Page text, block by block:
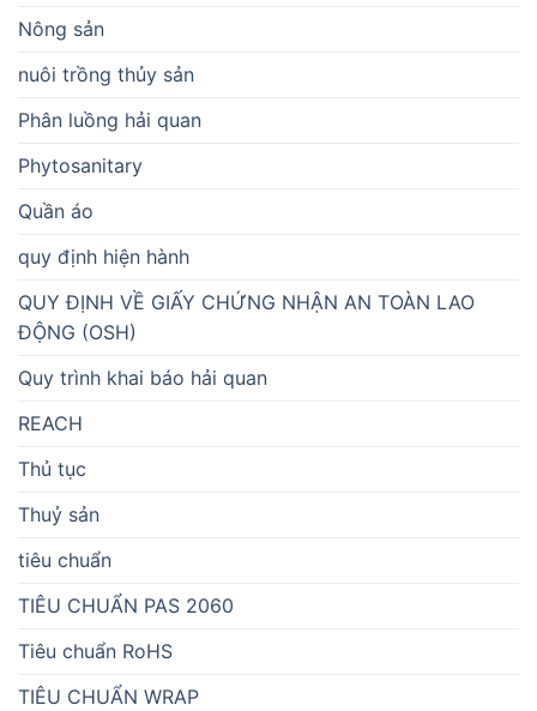
Nông sản
nuôi trồng thủy sản
Phân luồng hải quan
Phytosanitary
Quần áo
quy định hiện hành
QUY ĐỊNH VỀ GIẤY CHỨNG NHẬN AN TOÀN LAO
ĐỘNG (OSH)
Quy trình khai báo hải quan
REACH
Thủ tục
Thuỷ sản
tiêu chuẩn
TIÊU CHUẨN PAS 2060
Tiêu chuẩn RoHS
TIÊU CHUẨN WRAP